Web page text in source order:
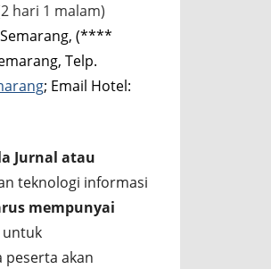
hari 1 malam)
(****
Telp.
; Email Hotel:
Jurnal atau
teknologi informasi
mempunyai
untuk
peserta akan